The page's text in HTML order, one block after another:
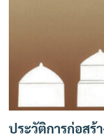
ประวัติการก่อสร้